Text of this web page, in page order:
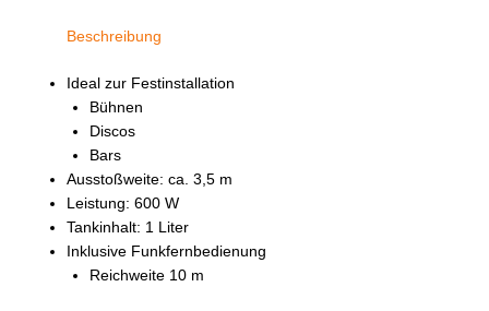
Beschreibung
Ideal zur Festinstallation
Bühnen
Discos
Bars
Ausstoßweite: ca. 3,5 m
Leistung: 600 W
Tankinhalt: 1 Liter
Inklusive Funkfernbedienung
Reichweite 10 m